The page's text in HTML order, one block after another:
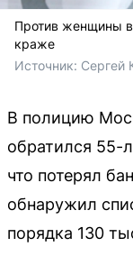
Против женщины
краже
Источник: Сергей
В полицию
обратился 55-
что потерял
обнаружил
порядка 130